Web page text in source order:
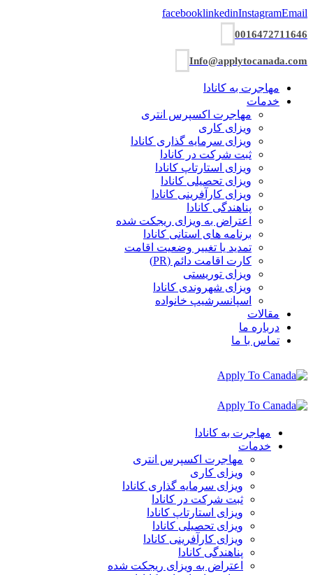
facebooklinkedinInstagramEmail
0016472711646
Info@applytocanada.com
مهاجرت به کانادا
خدمات
مهاجرت اکسپرس انتری
ویزای کاری
ویزای سرمایه گذاری کانادا
ثبت شرکت در کانادا
ویزای استارتاپ کانادا
ویزای تحصیلی کانادا
ویزای کارآفرینی کانادا
پناهندگی کانادا
اعتراض به ویزای ریجکت شده
برنامه های استانی کانادا
تمدید یا تغییر وضعیت اقامت
کارت اقامت دائم (PR)
ویزای توریستی
ویزای شھروندی کانادا
اسپانسرشیپ خانواده
مقالات
درباره ما
تماس با ما
مهاجرت به کانادا
خدمات
مهاجرت اکسپرس انتری
ویزای کاری
ویزای سرمایه گذاری کانادا
ثبت شرکت در کانادا
ویزای استارتاپ کانادا
ویزای تحصیلی کانادا
ویزای کارآفرینی کانادا
پناهندگی کانادا
اعتراض به ویزای ریجکت شده